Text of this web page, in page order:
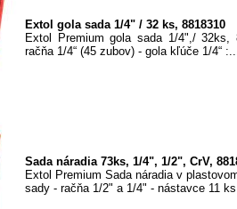
Extol gola sada 1/4" / 32 ks, 8818310
Extol Premium gola sada 1/4",/
račňa 1/4“ (45 zubov) - gola kľúče 1/4“ :...
Sada náradia 73ks, 1/4", 1/2", CrV,
Extol Premium Sada náradia v
sady - račňa 1/2" a 1/4" - nástavce 11 ks